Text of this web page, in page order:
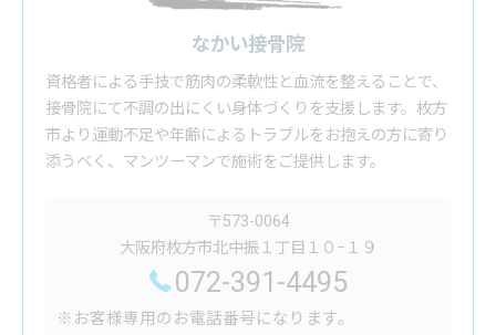
なかい接骨院
資格者による手技で筋肉の柔軟性と血流を整えることで、
接骨院にて不調の出にくい身体づくりを支援します。枚方
市より運動不足や年齢によるトラブルをお抱えの方に寄り
添うべく、マンツーマンで施術をご提供します。
〒573-0064
大阪府枚方市北中振１丁目１０−１９
072-391-4495
※お客様専用のお電話番号になります。